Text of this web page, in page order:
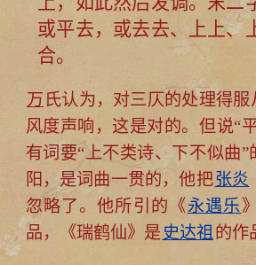
或平去，或去去、上上、
合。
万 氏认为，对三仄的处理得
风度声响，这是对的。但说“
有词要“上不类诗、下不似曲”
阳，是词曲一贯的，他把张炎
忽略了。他所引的《永遇乐
品，《瑞鹤仙》是 史达祖 的作